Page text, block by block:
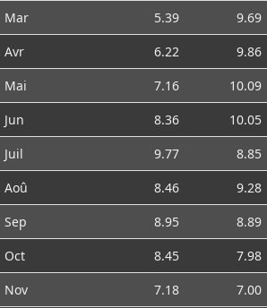
Mar
5.39 9.69
Avr
6.22 9.86
Mai
7.16 10.09
Jun
8.36 10.05
Juil
9.77 8.85
Aoû
8.46 9.28
Sep
8.95 8.89
Oct
8.45 7.98
Nov
7.18 7.00